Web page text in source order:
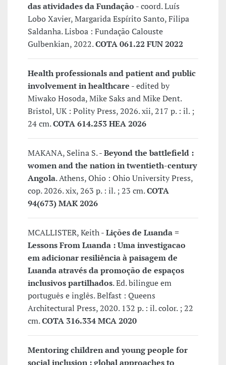
das atividades da Fundação - coord. Luís
Lobo Xavier, Margarida Espírito Santo, Filipa
Saldanha. Lisboa : Fundação Calouste
Gulbenkian, 2022.COTA 061.22 FUN 2022
Health professionals and patient and public
involvement in healthcare - edited by
Miwako Hosoda, Mike Saks and Mike Dent.
Bristol, UK : Polity Press, 2026. xii, 217 p. : il. ;
24 cm.COTA 614.253 HEA 2026
MAKANA, Selina S. -Beyond the battlefield :
women and the nation in twentieth-century
Angola. Athens, Ohio : Ohio University Press,
cop. 2026. xix, 263 p. : il. ; 23 cm.COTA
94(673) MAK 2026
MCALLISTER, Keith -Lições de Luanda =
Lessons From Luanda : Uma investigacao
em adicionar resiliência à paisagem de
Luanda através da promoção de espaços
inclusivos partilhados. Ed. bilingue em
português e inglês. Belfast : Queens
Architectural Press, 2020. 132 p. : il. color. ; 22
cm.COTA 316.334 MCA 2020
Mentoring children and young people for
social inclusion : global approaches to